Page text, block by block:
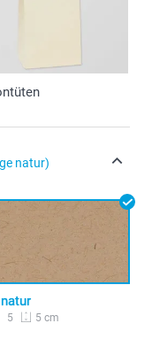
natur)
5 5 cm